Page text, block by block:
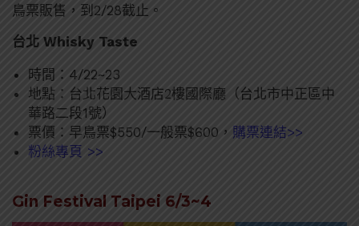
鳥票販售，到2/28截止。
台北 Whisky Taste
時間：4/22~23
地點：台北花園大酒店2樓國際廳（台北市中正區中
華路二段1號）
票價：早鳥票$550/一般票$600， 購票連結>>
粉絲專頁 >>
Gin Festival Taipei 6/3~4